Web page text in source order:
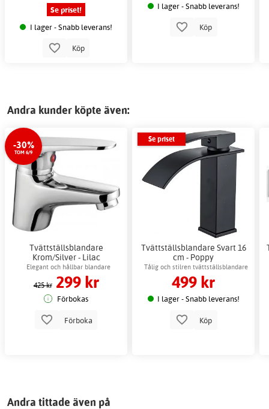
Se priset!
I lager - Snabb leverans!
Köp
I lager - Snabb leverans!
Köp
Andra kunder köpte även:
-30%
TOM 6/9
Tvättställsblandare
Krom/Silver - Lilac
Elegant och hållbar blandare
425 kr 299 kr
Förbokas
Förboka
Se priset
Tvättställsblandare Svart 16
cm - Poppy
Tålig och stilren tvättställsblandare
499 kr
I lager - Snabb leverans!
Köp
Andra tittade även på